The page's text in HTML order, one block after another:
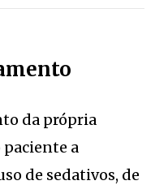
da própria
a
de sedativos, de